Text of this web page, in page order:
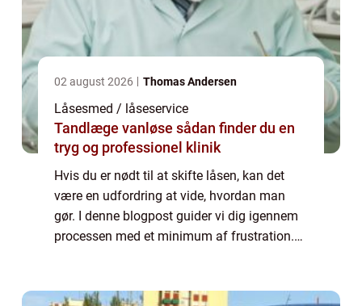
02 august 2026 Thomas Andersen
Låsesmed / låseservice
Tandlæge vanløse sådan finder du en
tryg og professionel klinik
Hvis du er nødt til at skifte låsen, kan det
være en udfordring at vide, hvordan man
gør. I denne blogpost guider vi dig igennem
processen med et minimum af frustration.